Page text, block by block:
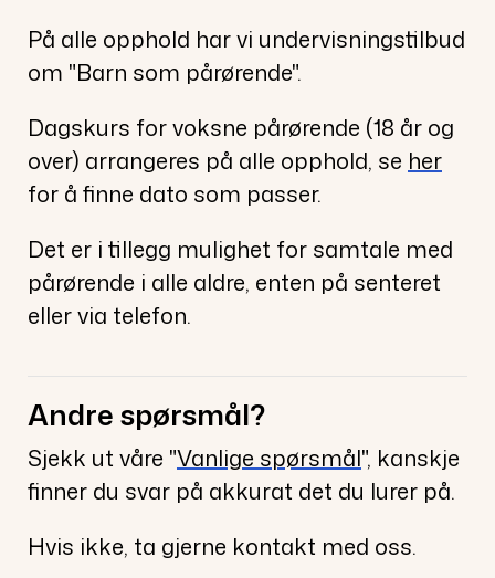
På alle opphold har vi undervisningstilbud
om "Barn som pårørende".
Dagskurs for voksne pårørende (18 år og
over) arrangeres på alle opphold, se her
for å finne dato som passer.
Det er i tillegg mulighet for samtale med
pårørende i alle aldre, enten på senteret
eller via telefon.
Andre spørsmål?
Sjekk ut våre "Vanlige spørsmål", kanskje
finner du svar på akkurat det du lurer på.
Hvis ikke, ta gjerne kontakt med oss.